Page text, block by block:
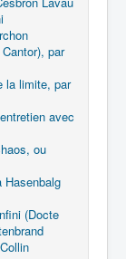
par
la limite, par
avec
ou
Hasenbalg
(Docte